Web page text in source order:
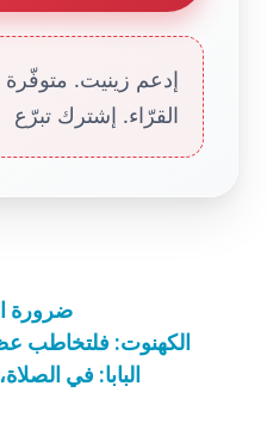
إدعم زينيت.
القرّاء. إشترك تبرّع
ضرورة
الكهنوت: فلتخاطب
البابا: في